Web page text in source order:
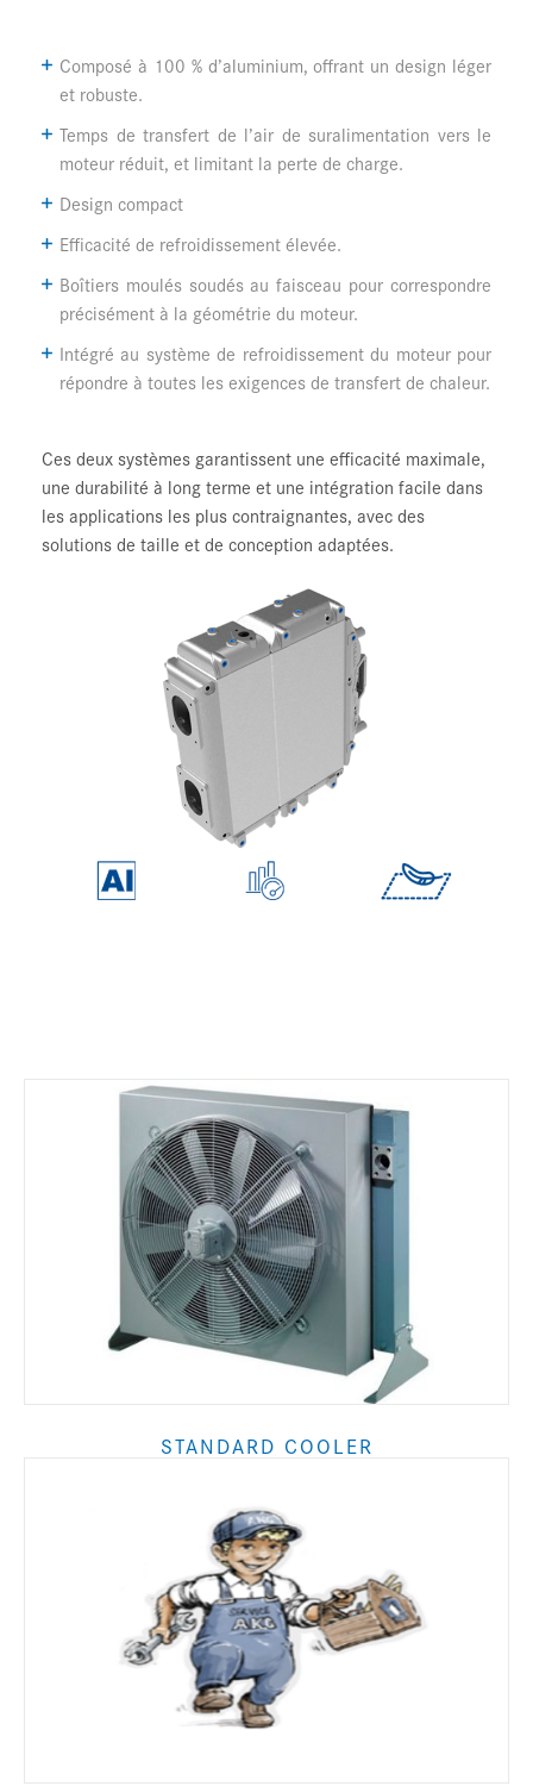
Composé à 100 % d’aluminium, offrant un design léger
et robuste.
Temps de transfert de l’air de suralimentation vers le
moteur réduit, et limitant la perte de charge.
Design compact
Efficacité de refroidissement élevée.
Boîtiers moulés soudés au faisceau pour correspondre
précisément à la géométrie du moteur.
Intégré au système de refroidissement du moteur pour
répondre à toutes les exigences de transfert de chaleur.
Ces deux systèmes garantissent une efficacité maximale,
une durabilité à long terme et une intégration facile dans
les applications les plus contraignantes, avec des
solutions de taille et de conception adaptées.
STANDARD COOLER